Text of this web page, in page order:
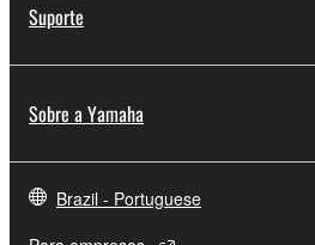
Suporte
Sobre a Yamaha
Brazil - Portuguese